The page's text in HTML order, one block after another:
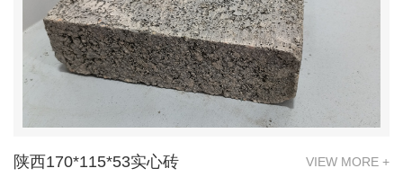
陕西170*115*53实心砖 VIEW MORE +